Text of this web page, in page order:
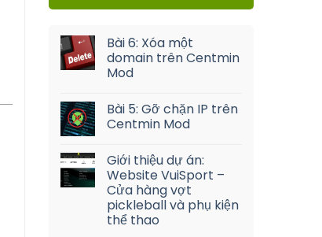
Bài 6: Xóa một
domain trên Centmin
Mod
Bài 5: Gỡ chặn IP trên
Centmin Mod
Giới thiệu dự án:
Website VuiSport –
Cửa hàng vợt
pickleball và phụ kiện
thể thao